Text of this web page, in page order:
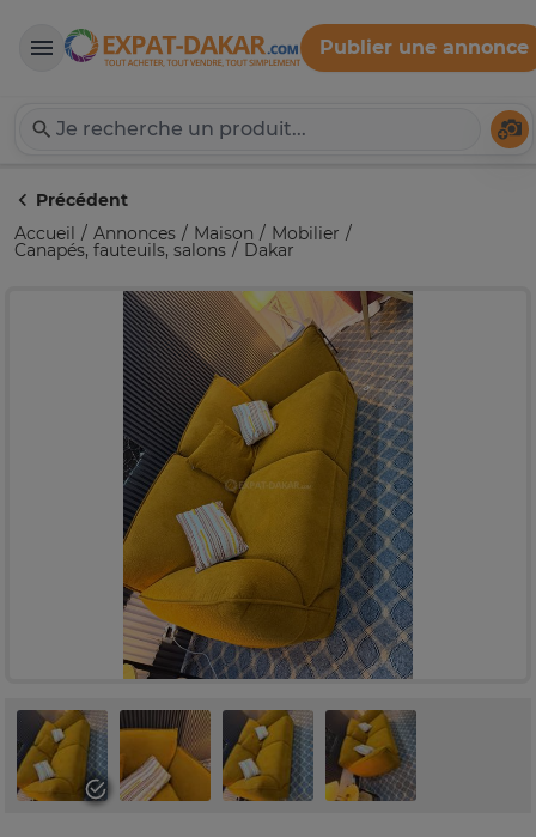
Expat-Dakar
Publier une annonce
Précédent
Accueil
Annonces Maison Mobilier
Canapés, fauteuils, salons Dakar